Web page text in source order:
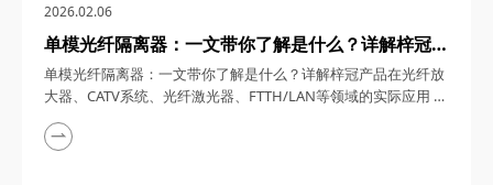
2026.02.06
单模光纤隔离器：一文带你了解是什么？详解梓冠产
品在光纤放大器、CATV系统、光纤激光器、
FTTH/LAN等领域的实际应用
单模光纤隔离器：一文带你了解是什么？详解梓冠产品在光纤放
大器、CATV系统、光纤激光器、FTTH/LAN等领域的实际应用
单模光纤隔离器，作为保障系统稳定性的关键器件，在光通信技
术飞速发展的今天，凭借军工级品质与创新设计，成为光纤放大